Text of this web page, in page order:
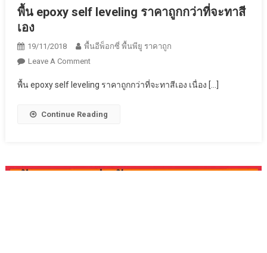
พื้น epoxy self leveling ราคาถูกกว่าที่จะทาสี
เอง
19/11/2018
พื้นอีพ็อกซี่ พื้นพียู ราคาถูก
Leave A CommentOn
Epoxy
Leveling
ที่
พื้น epoxy self leveling ราคาถูกกว่าที่จะทาสีเอง เนื่อง […]
Continue Reading